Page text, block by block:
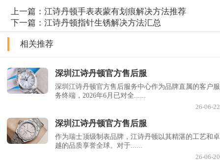
上一篇：江诗丹顿手表表蒙有划痕解决方法推荐
下一篇：江诗丹顿指针生锈解决方法汇总
相关推荐
深圳江诗丹顿官方售后服
深圳江诗丹顿官方售后服务中心作为品牌直属的客户服
务终端，2026年6月已对全......
26-06-22
深圳江诗丹顿官方售后服
作为瑞士顶级制表品牌，江诗丹顿以其精湛的工艺和卓
越的品质享誉全球。对于......
26-06-20